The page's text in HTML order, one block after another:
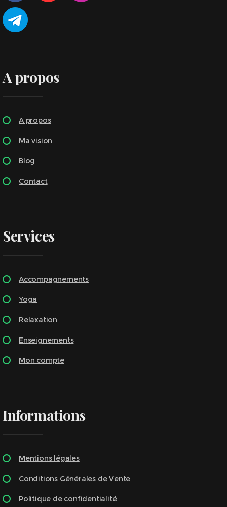
A propos
A propos
Ma vision
Blog
Contact
Services
Accompagnements
Yoga
Relaxation
Enseignements
Mon compte
Informations
Mentions légales
Conditions Générales de Vente
Politique de confidentialité